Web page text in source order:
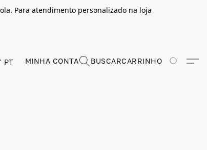
Para atendimento personalizado na loja
PT MINHA CONTA BUSCARCARRINHO